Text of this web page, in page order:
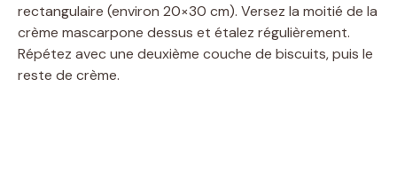
rectangulaire (environ 20×30 cm). Versez la moitié de la
crème mascarpone dessus et étalez régulièrement.
Répétez avec une deuxième couche de biscuits, puis le
reste de crème.